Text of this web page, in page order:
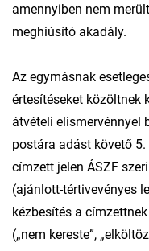
amennyiben nem
meghiúsító akadály.
Az egymásnak
értesítéseket közöltnek
átvételi elismervénnyel
postára adást követő
címzett jelen ÁSZF
(ajánlott-tértivevényes
kézbesítés a
(„nem kereste”,